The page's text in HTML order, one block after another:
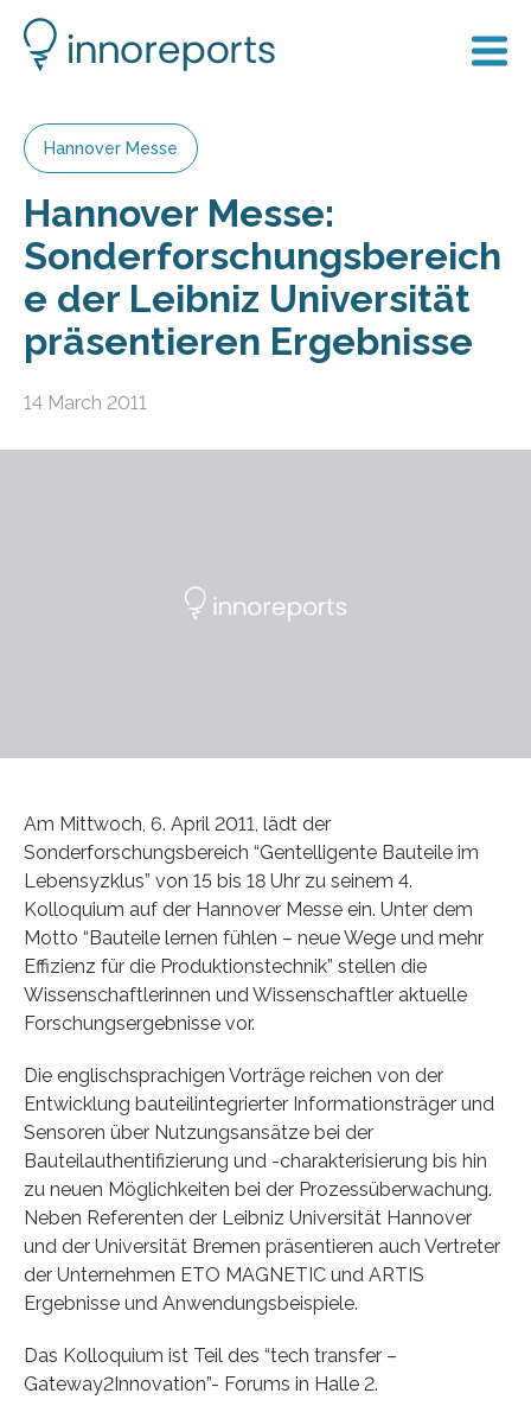
Hannover Messe
Hannover Messe:
Sonderforschungsbereich
e der Leibniz Universität
präsentieren Ergebnisse
14 March 2011
Am Mittwoch, 6. April 2011, lädt der
Sonderforschungsbereich “Gentelligente Bauteile im
Lebensyzklus” von 15 bis 18 Uhr zu seinem 4.
Kolloquium auf der Hannover Messe ein. Unter dem
Motto “Bauteile lernen fühlen – neue Wege und mehr
Effizienz für die Produktionstechnik” stellen die
Wissenschaftlerinnen und Wissenschaftler aktuelle
Forschungsergebnisse vor.
Die englischsprachigen Vorträge reichen von der
Entwicklung bauteilintegrierter Informationsträger und
Sensoren über Nutzungsansätze bei der
Bauteilauthentifizierung und -charakterisierung bis hin
zu neuen Möglichkeiten bei der Prozessüberwachung.
Neben Referenten der Leibniz Universität Hannover
und der Universität Bremen präsentieren auch Vertreter
der Unternehmen ETO MAGNETIC und ARTIS
Ergebnisse und Anwendungsbeispiele.
Das Kolloquium ist Teil des “tech transfer –
Gateway2Innovation”- Forums in Halle 2.